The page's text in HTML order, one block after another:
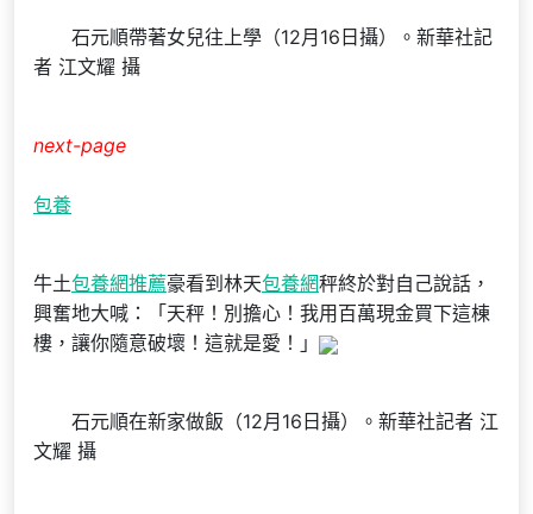
石元順帶著女兒往上學（12月16日攝）。新華社記
者 江文耀 攝
next-page
包養
牛土包養網推薦豪看到林天包養網秤終於對自己說話，
興奮地大喊：「天秤！別擔心！我用百萬現金買下這棟
樓，讓你隨意破壞！這就是愛！」
石元順在新家做飯（12月16日攝）。新華社記者 江
文耀 攝